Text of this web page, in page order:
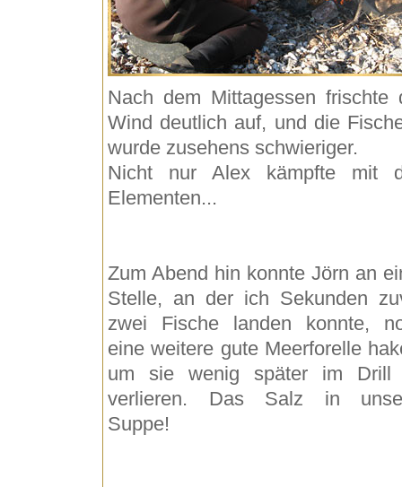
Nach dem Mittagessen frischte
Wind deutlich auf, und die
wurde zusehens schwieriger.
Nicht nur Alex kämpfte mit
Elementen...
Zum Abend hin konnte Jörn an
Stelle, an der ich Sekunden
zwei Fische landen konnte,
eine weitere gute Meerforelle
um sie wenig später im Drill
verlieren. Das Salz in
Suppe!